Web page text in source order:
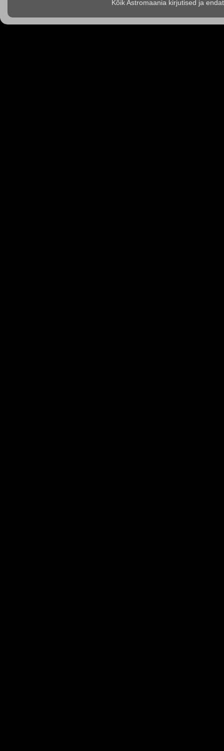
Kõik Astromaania kirjutised ja